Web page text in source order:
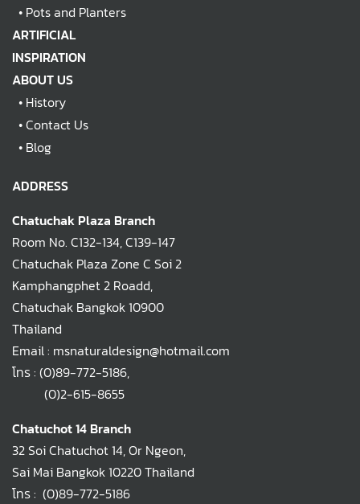
• Pots and Planters
ARTIFICIAL
INSPIRATION
ABOUT US
• History
•Contact Us
• Blog
ADDRESS
Chatuchak Plaza Branch
Room No. C132-134, C139-147
Chatuchak Plaza Zone C Soi 2
Kamphangphet 2 Roadd,
Chatuchak Bangkok 10900
Thailand
Email : msnaturaldesign@hotmail.com
โทร : (0)89-772-5186,
(0)2-615-8655
Chatuchot 14 Branch
32 Soi Chatuchot 14, Or Ngeon,
Sai Mai Bangkok 10220 Thailand
โทร : (0)89-772-5186